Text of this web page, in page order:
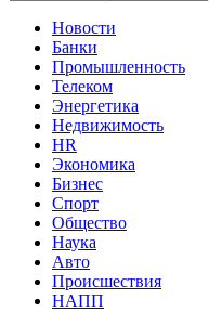
Новости
Банки
Промышленность
Телеком
Энергетика
Недвижимость
HR
Экономика
Бизнес
Спорт
Общество
Наука
Авто
Происшествия
НАПП